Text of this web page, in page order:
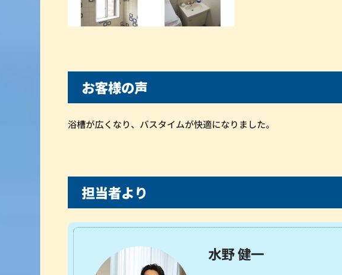
お客様の声
浴槽が広くなり、バスタイムが快適になりました。
担当者より
水野 健一